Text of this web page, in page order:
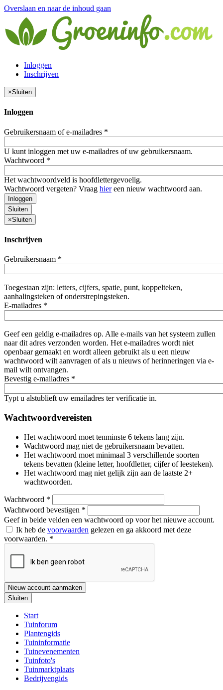
Overslaan en naar de inhoud gaan
Inloggen
Inschrijven
×Sluiten
Inloggen
Gebruikersnaam of e-mailadres *
U kunt inloggen met uw e-mailadres of uw gebruikersnaam.
Wachtwoord *
Het wachtwoordveld is hoofdlettergevoelig.
Wachtwoord vergeten? Vraag hiereen nieuw wachtwoord aan.
Inloggen
Sluiten
×Sluiten
Inschrijven
Gebruikersnaam *
Toegestaan zijn: letters, cijfers, spatie, punt, koppelteken,
aanhalingsteken of onderstrepingsteken.
E-mailadres *
Geef een geldig e-mailadres op. Alle e-mails van het systeem zullen
naar dit adres verzonden worden. Het e-mailadres wordt niet
openbaar gemaakt en wordt alleen gebruikt als u een nieuw
wachtwoord wilt aanvragen of als u nieuws of herinneringen via e-
mail wilt ontvangen.
Bevestig e-mailadres *
Typt u alstublieft uw emailadres ter verificatie in.
Wachtwoordvereisten
Het wachtwoord moet tenminste 6 tekens lang zijn.
Wachtwoord mag niet de gebruikersnaam bevatten.
Het wachtwoord moet minimaal 3 verschillende soorten
tekens bevatten (kleine letter, hoofdletter, cijfer of leesteken).
Het wachtwoord mag niet gelijk zijn aan de laatste 2+
wachtwoorden.
Wachtwoord *
Wachtwoord bevestigen *
Geef in beide velden een wachtwoord op voor het nieuwe account.
Ik heb de voorwaarden gelezen en ga akkoord met deze
voorwaarden. *
Nieuw account aanmaken
Sluiten
Start
Tuinforum
Plantengids
Tuininformatie
Tuinevenementen
Tuinfoto's
Tuinmarktplaats
Bedrijvengids